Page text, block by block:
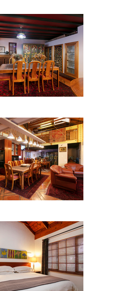
Kühl- / Gefrierschrank,
einer Mikrowelle
einem Esstisch für vier
Sesseln, großem Fernseher
Badewanne sowie separater
2 Einzelbetten
Küchen
Fernseher 80cm (DSTV)
EINRICHTUNGEN:
Küchen
und Seife